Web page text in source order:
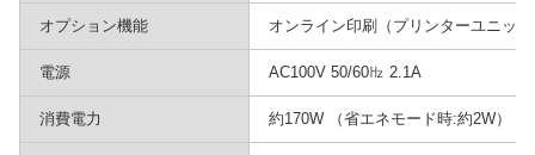
オプション機能 オンライン印刷（プリンターユニッ
電源 AC100V 50/60㎐ 2.1A
消費電力 約170W （省エネモード時:約2W）